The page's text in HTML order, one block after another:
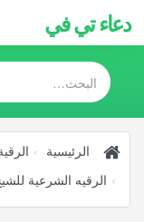
دعاء تي في
الرئيسية
الرقيه الشرعية